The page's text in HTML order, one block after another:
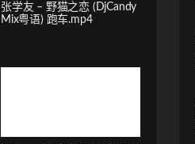
张学友 – 野猫之恋 (DjCandy
Mix粤语) 跑车.mp4